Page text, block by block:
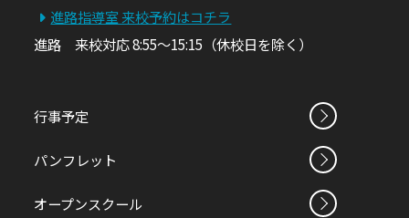
進路指導室 来校予約はコチラ
進路 来校対応 8:55～15:15（休校日を除く）
行事予定
パンフレット
オープンスクール